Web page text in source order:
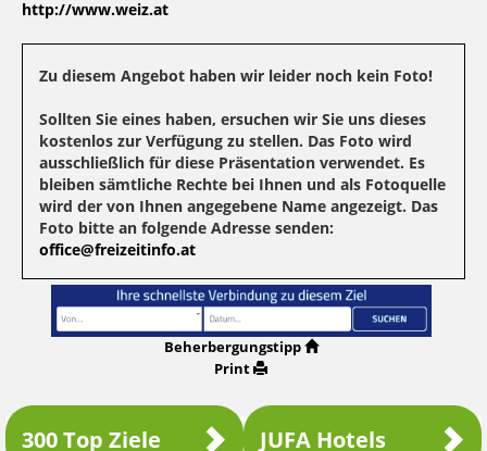
http://www.weiz.at
Zu diesem Angebot haben wir leider noch kein Foto!
Sollten Sie eines haben, ersuchen wir Sie uns dieses
kostenlos zur Verfügung zu stellen. Das Foto wird
ausschließlich für diese Präsentation verwendet. Es
bleiben sämtliche Rechte bei Ihnen und als Fotoquelle
wird der von Ihnen angegebene Name angezeigt. Das
Foto bitte an folgende Adresse senden:
office@freizeitinfo.at
Beherbergungstipp
Print
300 Top Ziele JUFA Hotels